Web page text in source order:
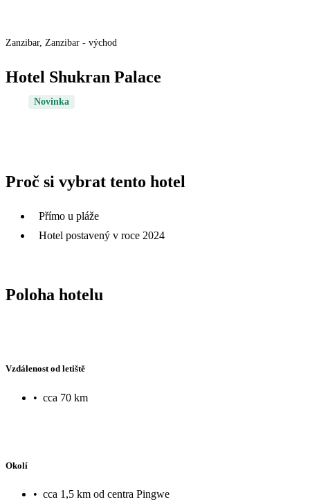
Zanzibar, Zanzibar - východ
Hotel Shukran Palace
Novinka
Proč si vybrat tento hotel
Přímo u pláže
Hotel postavený v roce 2024
Poloha hotelu
Vzdálenost od letiště
• cca 70 km
Okolí
• cca 1,5 km od centra Pingwe